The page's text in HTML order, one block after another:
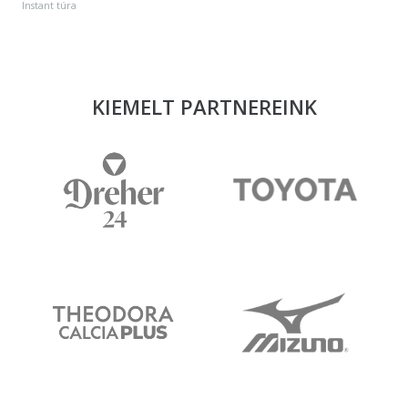
Instant túra
KIEMELT PARTNEREINK